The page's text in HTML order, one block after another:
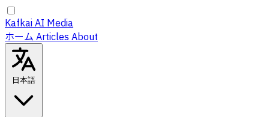
Kafkai AI Media
ホーム Articles About
日本語